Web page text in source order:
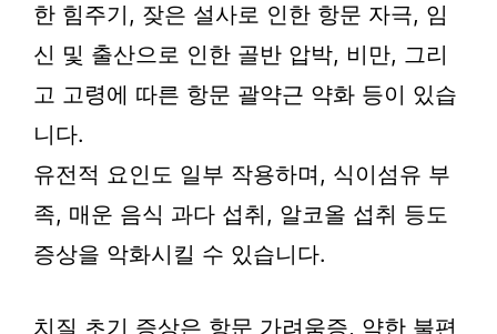
한 힘주기, 잦은 설사로 인한 항문 자극, 임
신 및 출산으로 인한 골반 압박, 비만, 그리
고 고령에 따른 항문 괄약근 약화 등이 있습
니다.
유전적 요인도 일부 작용하며, 식이섬유 부
족, 매운 음식 과다 섭취, 알코올 섭취 등도
증상을 악화시킬 수 있습니다.
치질 초기 증상은 항문 가려움증, 약한 불편